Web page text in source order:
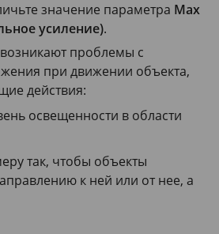
значение параметра Max
усиление).
проблемы с
при движении объекта,
действия:
освещенности в области
так, чтобы объекты
к ней или от нее, а